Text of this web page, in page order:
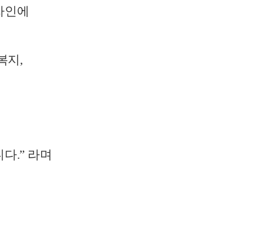
인에
지,
다.” 라며